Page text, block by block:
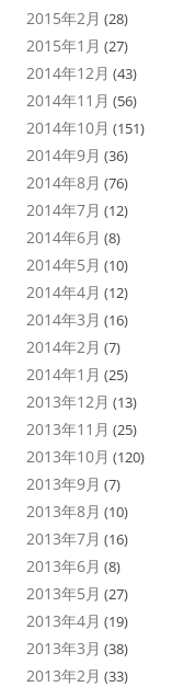
2015年2月 (28)
2015年1月 (27)
2014年12月 (43)
2014年11月 (56)
2014年10月 (151)
2014年9月 (36)
2014年8月 (76)
2014年7月 (12)
2014年6月 (8)
2014年5月 (10)
2014年4月 (12)
2014年3月 (16)
2014年2月 (7)
2014年1月 (25)
2013年12月 (13)
2013年11月 (25)
2013年10月 (120)
2013年9月 (7)
2013年8月 (10)
2013年7月 (16)
2013年6月 (8)
2013年5月 (27)
2013年4月 (19)
2013年3月 (38)
2013年2月 (33)